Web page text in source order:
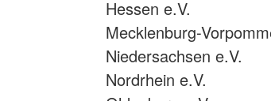
Hessen e.V.
Mecklenburg-
Niedersachsen e.V.
Nordrhein e.V.